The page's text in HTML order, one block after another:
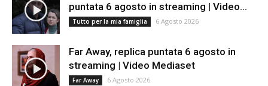
puntata 6 agosto in streaming | Video...
Tutto per la mia famiglia 6 Agosto 2026
Far Away, replica puntata 6 agosto in
streaming | Video Mediaset
Far Away 6 Agosto 2026